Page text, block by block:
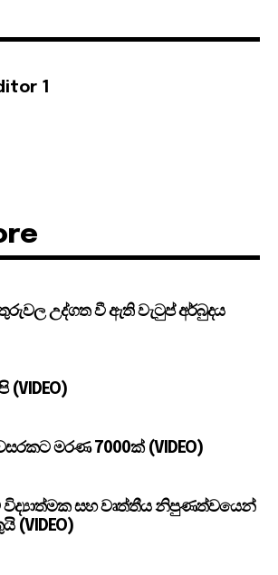
1
උද්ගත වී ඇති වැටුප් අර්බුදය
මරණ 7000ක් (VIDEO)
විද්‍යාත්මක සහ වෘත්තීය නිපුණත්වයෙන්
(VIDEO)